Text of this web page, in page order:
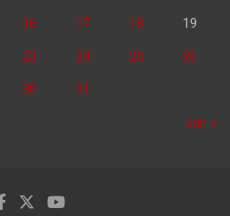
16 17 18 19
23 24 25 26
30 31
Jun »